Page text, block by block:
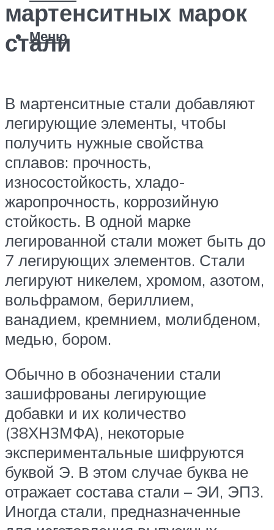
Меню
мартенситных марок
стали
В мартенситные стали добавляют
легирующие элементы, чтобы
получить нужные свойства
сплавов: прочность,
износостойкость, хладо-
жаропрочность, коррозийную
стойкость. В одной марке
легированной стали может быть до
7 легирующих элементов. Стали
легируют никелем, хромом, азотом,
вольфрамом, бериллием,
ванадием, кремнием, молибденом,
медью, бором.
Обычно в обозначении стали
зашифрованы легирующие
добавки и их количество
(38ХН3МФА), некоторые
экспериментальные шифруются
буквой Э. В этом случае буква не
отражает состава стали – ЭИ, ЭП3.
Иногда стали, предназначенные